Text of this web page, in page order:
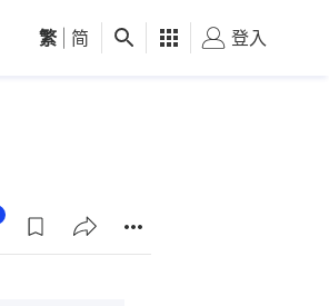
觀點 健康 好食玩飛
繁 简 登入